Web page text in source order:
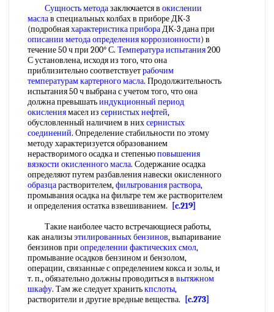
Сущность методазаключается в окислении
маслав специальных колбах в приборе ДК-3
(подробнаяхарактеристика прибораДК-3 дана при
описании методаопределения коррозионности) в
течение 50 ч при 200° С. Температура испытания200
С установлена, исходя из того, что она
приблизительно соответствуетрабочим
температурамкартерного масла. Продолжительность
испытания 50 ч выбрана с учетом того, что она
должна превышатьиндукционный период
окислениямасел из сернистых нефтей,
обусловленный наличием в нихсернистых
соединений. Определение стабильности по этому
методу характеризуется образованием
нерастворимого осадка и степеньюповышения
вязкости окисленного масла. Содержание осадка
определяют путем разбавления навески окисленного
образцарастворителем,фильтрования раствора,
промывания осадка на фильтре тем же растворителем
и определения остатка взвешиванием.
[c.219]
Такие наиболее часто встречающиеся работы,
как анализыэтилированных бензинов, выпаривание
бензинов при определении фактических смол,
промывание осадков бензином и бензолом,
операции, связанные с определением кокса и золы, и
т. п., обязательно должны проводиться в вытяжном
шкафу. Там же следует хранитькпслоты,
растворители и другие вредные вещества.
[c.273]